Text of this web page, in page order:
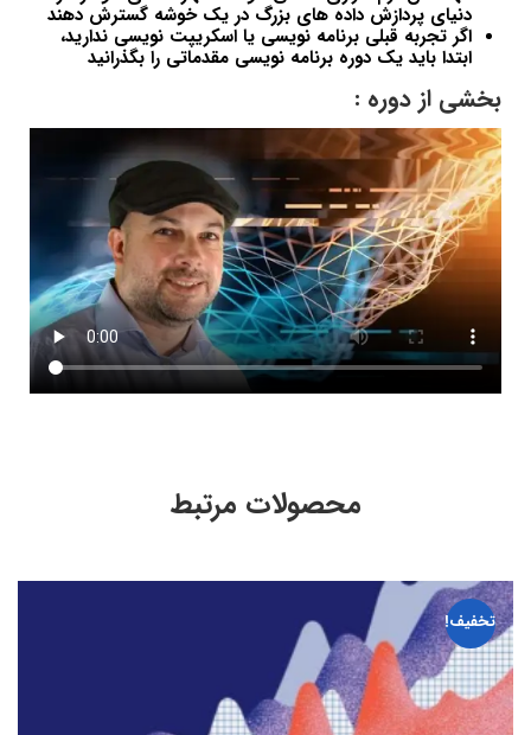
دنیای پردازش داده های بزرگ در یک خوشه گسترش دهند
اگر تجربه قبلی برنامه نویسی یا اسکریپت نویسی ندارید،
ابتدا باید یک دوره برنامه نویسی مقدماتی را بگذرانید
بخشی از دوره :
محصولات مرتبط
تخفیف!